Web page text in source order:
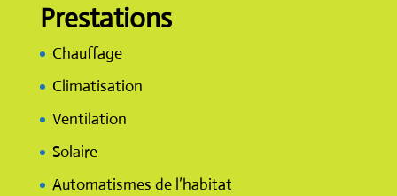
Prestations
Chauffage
Climatisation
Ventilation
Solaire
Automatismes de l’habitat